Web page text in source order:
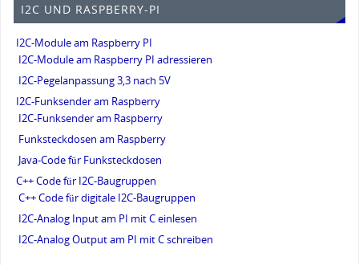
I2C UND RASPBERRY-PI
I2C-Module am Raspberry PI
I2C-Module am Raspberry PI adressieren
I2C-Pegelanpassung 3,3 nach 5V
I2C-Funksender am Raspberry
I2C-Funksender am Raspberry
Funksteckdosen am Raspberry
Java-Code für Funksteckdosen
C++ Code für I2C-Baugruppen
C++ Code für digitale I2C-Baugruppen
I2C-Analog Input am PI mit C einlesen
I2C-Analog Output am PI mit C schreiben